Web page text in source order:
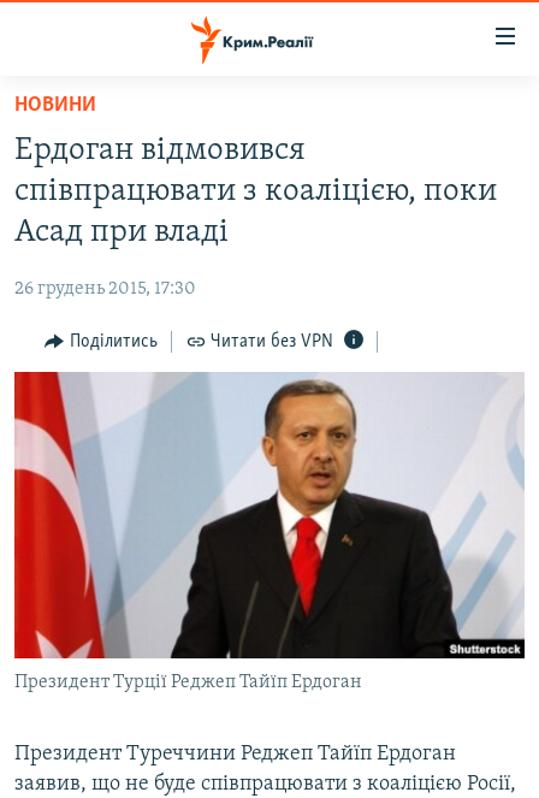
Перейти
основного
матеріалу
Перейти
до
основної
навігації
Перейти
до
пошуку
ВОДА.КРИМ
ВІДЕО ТА ФОТО
БЛОГИ
ПОГЛЯД
ІНТЕРВ'Ю
ВСЕ ЗА ДЕНЬ
СПЕЦПРОЕКТИ
ДЕПОРТАЦІЯ
ВІДЕОУРОКИ «ELIFBE»
СВІДЧЕННЯ ОКУПАЦІЇ
УКРАЇНСЬКА ПРОБЛЕМА КРИМУ
ІНФОГРАФІКА
ЯК ОБІЙТИ БЛОКУВАННЯ
Русский
Qırımtatar
ДОЛУЧАЙСЯ!
НОВИНИ
Ердоган відмовився
співпрацювати з коаліцією, поки
Асад при владі
26 грудень 2015, 17:30
Поділитись Читати без VPN
Президент Турції Реджеп Тайїп Ердоган
Президент Туреччини Реджеп Тайїп Ердоган
заявив, що не буде співпрацювати з коаліцією Росії,